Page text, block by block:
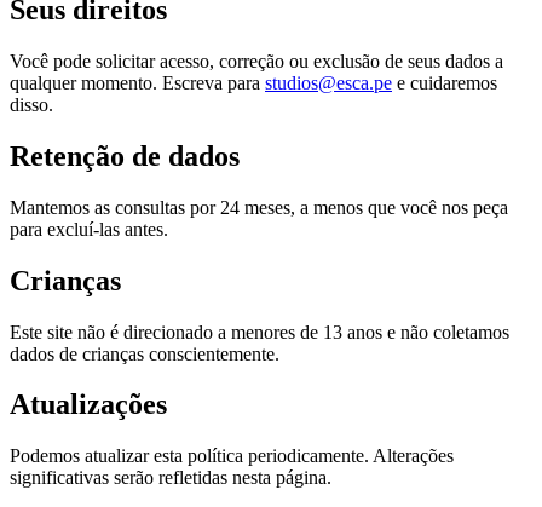
Seus direitos
Você pode solicitar acesso, correção ou exclusão de seus dados a
qualquer momento. Escreva para studios@esca.pe e cuidaremos
disso.
Retenção de dados
Mantemos as consultas por 24 meses, a menos que você nos peça
para excluí-las antes.
Crianças
Este site não é direcionado a menores de 13 anos e não coletamos
dados de crianças conscientemente.
Atualizações
Podemos atualizar esta política periodicamente. Alterações
significativas serão refletidas nesta página.